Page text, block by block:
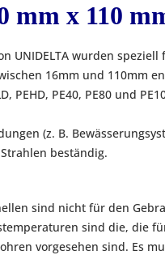
mm x 110
UNIDELTA wurden
16mm und 110mm
PEHD, PE40, PE80 und
(z. B.
beständig.
sind nicht für den
sind die, die
vorgesehen sind. Es